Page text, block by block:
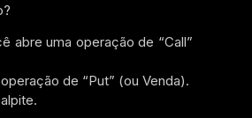
abre uma operação de “Call”
de “Put” (ou Venda).